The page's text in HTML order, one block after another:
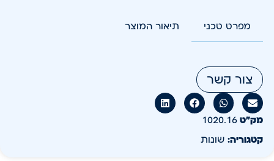
מפרט טכני תיאור המוצר
צור קשר
מק״ט 1020.16
קטגוריה: שונות